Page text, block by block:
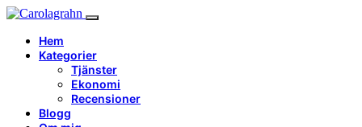
Hem
Kategorier
Tjänster
Ekonomi
Recensioner
Blogg